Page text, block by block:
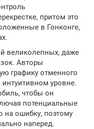
притом это
в Гонконге,
великолепных, даже
Авторы
графику отменного
интуитивном уровне.
чтобы он
потенциальные
на ошибку, поэтому
наперед.